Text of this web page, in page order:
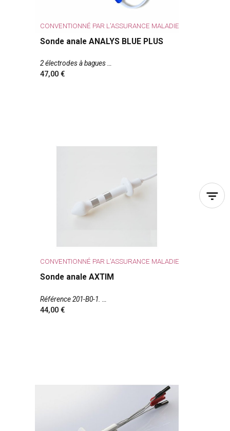
CONVENTIONNÉ PAR L'ASSURANCE MALADIE
Sonde anale ANALYS BLUE PLUS
2 électrodes à bagues
47,00
CONVENTIONNÉ PAR L'ASSURANCE MALADIE
Sonde anale AXTIM
Référence 201-B0-1.
44,00